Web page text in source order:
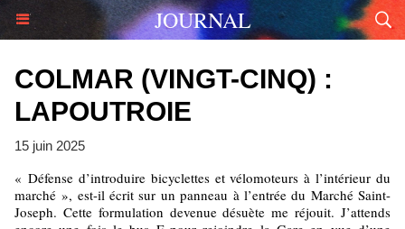
JOURNAL
COLMAR (VINGT-CINQ) :
LAPOUTROIE
15 juin 2025
« Défense d’introduire bicyclettes et vélomoteurs à l’intérieur du
marché », est-il écrit sur un panneau à l’entrée du Marché Saint-
Joseph. Cette formulation devenue désuète me réjouit. J’attends